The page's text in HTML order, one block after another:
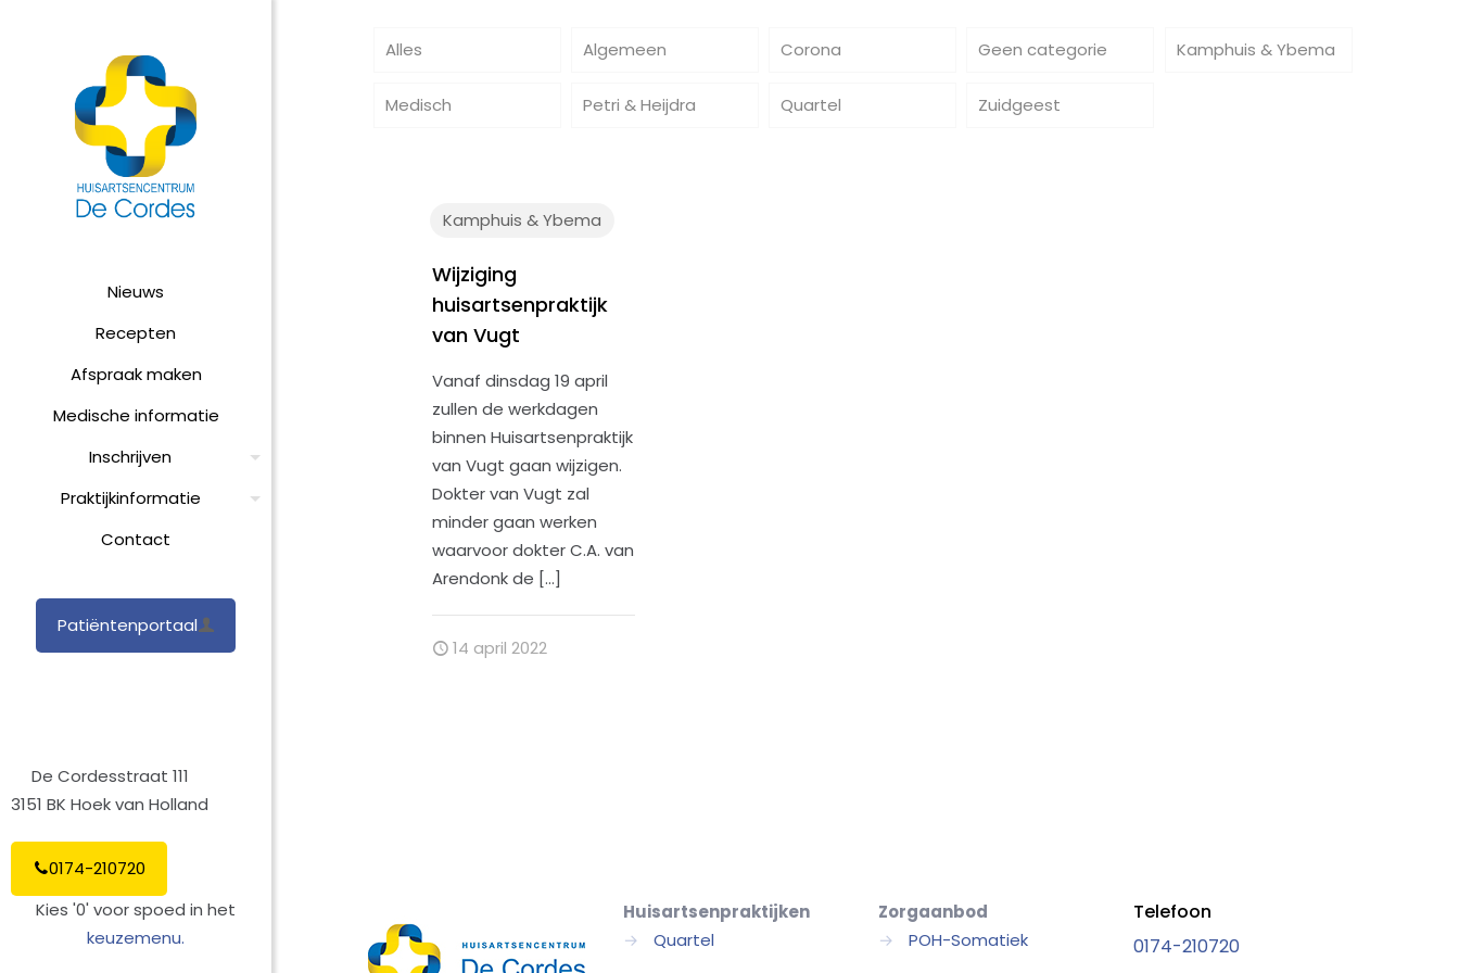
Nieuws
Recepten
Afspraak maken
Medische informatie
Inschrijven
Praktijkinformatie
Contact
Patiëntenportaal
De Cordesstraat 111
3151 BK Hoek van Holland
0174-210720
Kies '0' voor spoed in het
keuzemenu.
Alles Algemeen Corona Geen categorie Kamphuis & Ybema
Medisch Petri & Heijdra Quartel Zuidgeest
Kamphuis & Ybema
Wijziging
huisartsenpraktijk
van Vugt
Vanaf dinsdag 19 april
zullen de werkdagen
binnen Huisartsenpraktijk
van Vugt gaan wijzigen.
Dokter van Vugt zal
minder gaan werken
waarvoor dokter C.A. van
Arendonk de […]
14 april 2022
Huisartsenpraktijken
→
Quartel
Zorgaanbod
→
POH-Somatiek
Telefoon
0174-210720